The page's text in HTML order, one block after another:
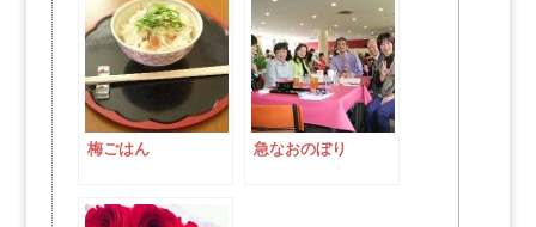
梅ごはん 急なおのぼり